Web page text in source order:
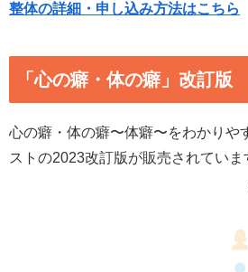
整体の詳細・申し込み方法はこちら
「心の癖・体の癖」改訂版
心の癖・体の癖〜体癖〜をわかりや
ストの2023改訂版が販売されていま